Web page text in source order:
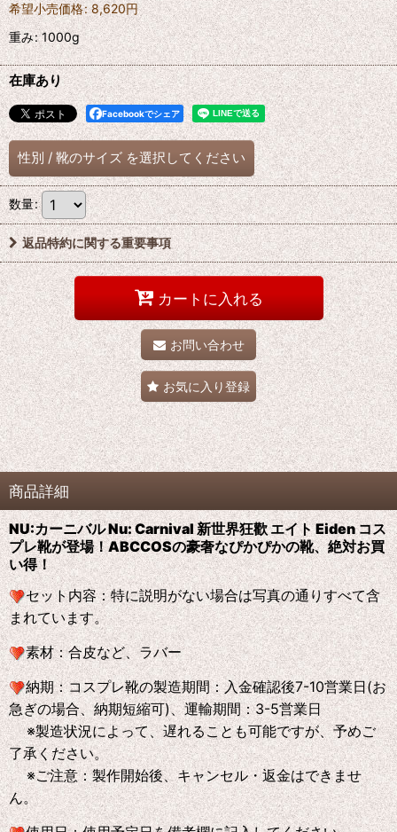
希望小売価格: 8,620円
重み:1000g
在庫あり
Facebookでシェア
性別 / 靴のサイズ を選択してください
数量:
返品特約に関する重要事項
カートに入れる
お問い合わせ
お気に入り登録
商品詳細
NU:カーニバル Nu: Carnival 新世界狂歡 エイト Eiden コス
プレ靴が登場！ABCCOSの豪奢なぴかぴかの靴、絶対お買
い得！
セット内容：特に説明がない場合は写真の通りすべて含
まれています。
素材：合皮など、ラバー
納期：コスプレ靴の製造期間：入金確認後7-10営業日(お
急ぎの場合、納期短縮可)、運輸期間：3-5営業日
※製造状況によって、遅れることも可能ですが、予めご
了承ください。
※ご注意：製作開始後、キャンセル・返金はできませ
ん。